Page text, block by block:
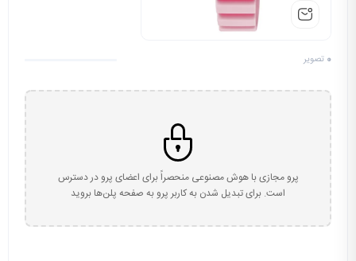
0 تصویر
پرو مجازی با هوش مصنوعی منحصراً برای اعضای پرو در دسترس
است. برای تبدیل شدن به کاربر پرو به صفحه پلن‌ها بروید